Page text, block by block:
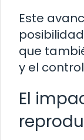
Este
que
y el
El